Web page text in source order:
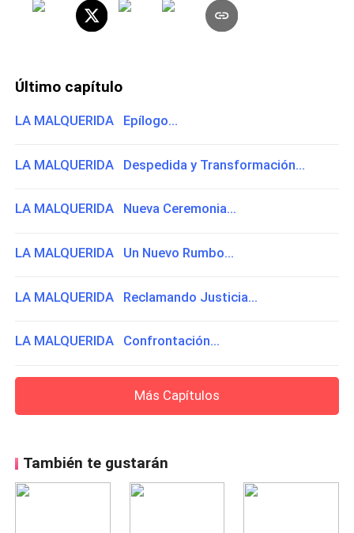
Último capítulo
LA MALQUERIDA Epílogo...
LA MALQUERIDA Despedida y Transformación...
LA MALQUERIDA Nueva Ceremonia...
LA MALQUERIDA Un Nuevo Rumbo...
LA MALQUERIDA Reclamando Justicia...
LA MALQUERIDA Confrontación...
Más Capítulos
También te gustarán